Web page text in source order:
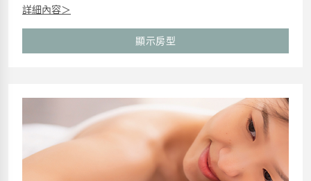
詳細內容＞
顯示房型